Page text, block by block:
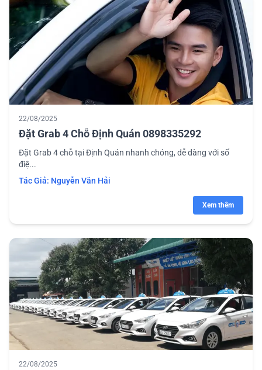
22/08/2025
Đặt Grab 4 Chỗ Định Quán 0898335292
Đặt Grab 4 chỗ tại Định Quán nhanh chóng, dễ dàng với số
điệ...
Tác Giả: Nguyễn Văn Hải
Xem thêm
22/08/2025